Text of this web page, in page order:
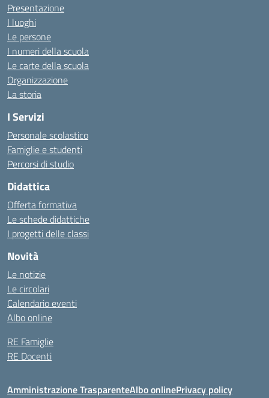
Presentazione
I luoghi
Le persone
I numeri della scuola
Le carte della scuola
Organizzazione
La storia
I Servizi
Personale scolastico
Famiglie e studenti
Percorsi di studio
Didattica
Offerta formativa
Le schede didattiche
I progetti delle classi
Novità
Le notizie
Le circolari
Calendario eventi
Albo online
RE Famiglie
RE Docenti
Amministrazione TrasparenteAlbo onlinePrivacy policy